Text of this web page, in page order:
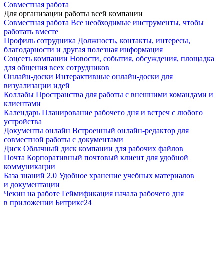
Совместная работа
Для организации работы всей компании
Совместная работа Все необходимые инструменты, чтобы
работать вместе
Профиль сотрудника Должность, контакты, интересы,
благодарности и другая полезная информация
Соцсеть компании Новости, события, обсуждения, площадка
для общения всех сотрудников
Онлайн-доски Интерактивные онлайн-доски для
визуализации идей
Коллабы Пространства для работы с внешними командами и
клиентами
Календарь Планирование рабочего дня и встреч с любого
устройства
Документы онлайн Встроенный онлайн-редактор для
совместной работы с документами
Диск Облачный диск компании для рабочих файлов
Почта Корпоративный почтовый клиент для удобной
коммуникации
База знаний 2.0 Удобное хранение учебных материалов
и документации
Чекин на работе Геймификация начала рабочего дня
в приложении Битрикс24